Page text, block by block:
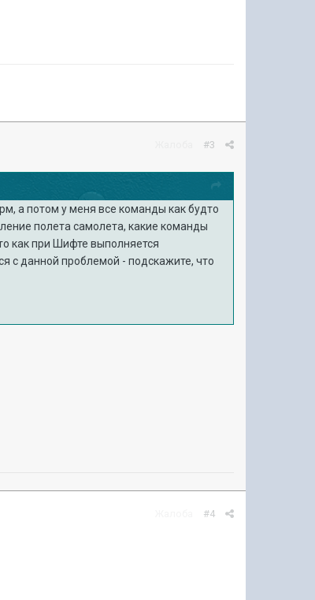
#3
а потом у меня все команды как будто
полета самолета, какие команды
как при Шифте выполняется
с данной проблемой - подскажите, что
#4